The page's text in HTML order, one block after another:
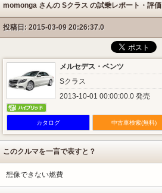
momonga さんの Sクラス の試乗レポート・評価
投稿日: 2015-03-09 20:26:37.0
メルセデス・ベンツ
Sクラス
2013-10-01 00:00:00.0 発売
カタログ 中古車検索(無料)
このクルマを一言で表すと？
想像できない燃費